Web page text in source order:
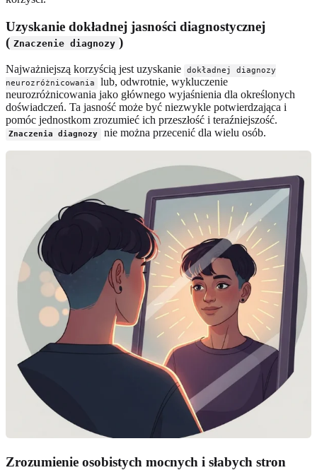
Uzyskanie dokładnej jasności diagnostycznej
( Znaczenie diagnozy )
Najważniejszą korzyścią jest uzyskanie
dokładnej diagnozy
neurozróżnicowania
lub, odwrotnie, wykluczenie
neurozróżnicowania jako głównego wyjaśnienia dla określonych
doświadczeń. Ta jasność może być niezwykle potwierdzająca i
pomóc jednostkom zrozumieć ich przeszłość i teraźniejszość.
Znaczenia diagnozy nie można przecenić dla wielu osób.
Zrozumienie osobistych mocnych i słabych stron